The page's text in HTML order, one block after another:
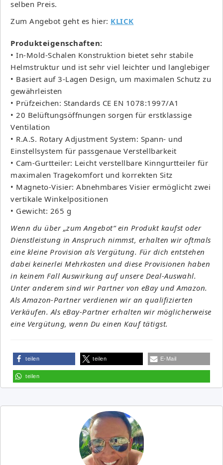
selben Preis.
Zum Angebot geht es hier: KLICK
Produkteigenschaften:
• In-Mold-Schalen Konstruktion bietet sehr stabile
Helmstruktur und ist sehr viel leichter und langlebiger
• Basiert auf 3-Lagen Design, um maximalen Schutz zu
gewährleisten
• Prüfzeichen: Standards CE EN 1078:1997/A1
• 20 Belüftungsöffnungen sorgen für erstklassige
Ventilation
• R.A.S. Rotary Adjustment System: Spann- und
Einstellsystem für passgenaue Verstellbarkeit
• Cam-Gurtteiler: Leicht verstellbare Kinngurtteiler für
maximalen Tragekomfort und korrekten Sitz
• Magneto-Visier: Abnehmbares Visier ermöglicht zwei
vertikale Winkelpositionen
• Gewicht: 265 g
Wenn du über „zum Angebot“ ein Produkt kaufst oder
Dienstleistung in Anspruch nimmst, erhalten wir oftmals
eine kleine Provision als Vergütung. Für dich entstehen
dabei keinerlei Mehrkosten und diese Provisionen haben
in keinem Fall Auswirkung auf unsere Deal-Auswahl.
Unter anderem sind wir Partner von eBay und Amazon.
Als Amazon-Partner verdienen wir an qualifizierten
Verkäufen. Als eBay-Partner erhalten wir möglicherweise
eine Vergütung, wenn Du einen Kauf tätigst.
teilen teilen E-Mail
teilen